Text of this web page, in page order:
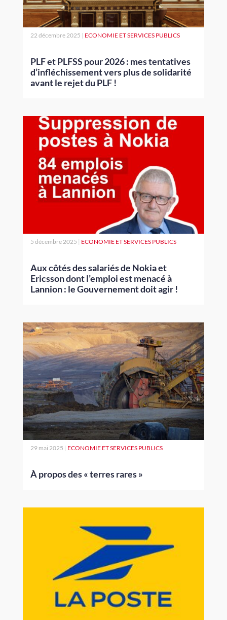
PLF et PLFSS pour 2026 : mes tentatives
d’infléchissement vers plus de solidarité
avant le rejet du PLF !
22 décembre 2025 | ECONOMIE ET SERVICES PUBLICS
Aux côtés des salariés de Nokia et
Ericsson dont l’emploi est menacé à
Lannion : le Gouvernement doit agir !
5 décembre 2025 | ECONOMIE ET SERVICES PUBLICS
À propos des « terres rares »
29 mai 2025 | ECONOMIE ET SERVICES PUBLICS